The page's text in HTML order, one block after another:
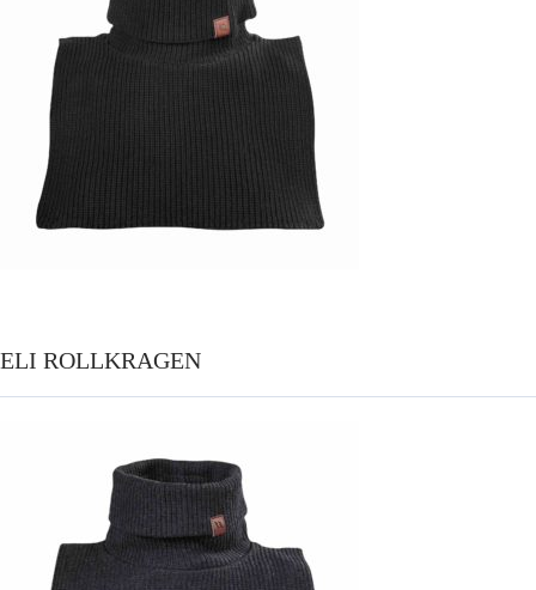
ELI ROLLKRAGEN